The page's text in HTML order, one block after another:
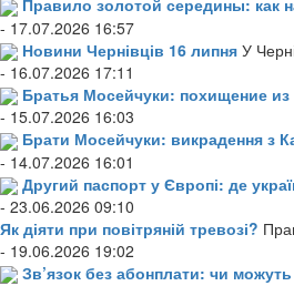
Правило золотой середины: как
- 17.07.2026 16:57
Новини Чернівців 16 липня У
- 16.07.2026 17:11
Братья Мосейчуки: похищение
- 15.07.2026 16:03
Брати Мосейчуки: викрадення з
- 14.07.2026 16:01
Другий паспорт у Європі: де
- 23.06.2026 09:10
Як діяти при повітряній тревозі?
- 19.06.2026 19:02
Зв’язок без абонплати: чи